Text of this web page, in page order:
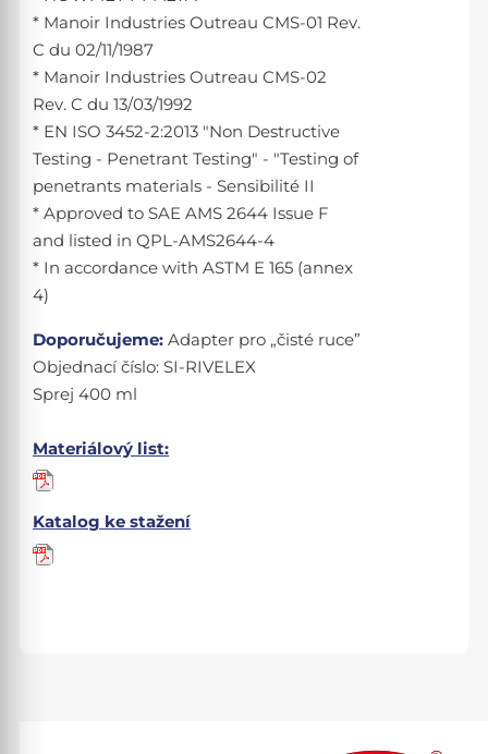
* Manoir Industries Outreau CMS-01 Rev.
C du 02/11/1987
* Manoir Industries Outreau CMS-02
Rev. C du 13/03/1992
* EN ISO 3452-2:2013 "Non Destructive
Testing - Penetrant Testing" - "Testing of
penetrants materials - Sensibilité II
* Approved to SAE AMS 2644 Issue F
and listed in QPL-AMS2644-4
* In accordance with ASTM E 165 (annex
4)
Doporučujeme: Adapter pro „čisté ruce”
Objednací číslo: SI-RIVELEX
Sprej 400 ml
Materiálový list:
Katalog ke stažení